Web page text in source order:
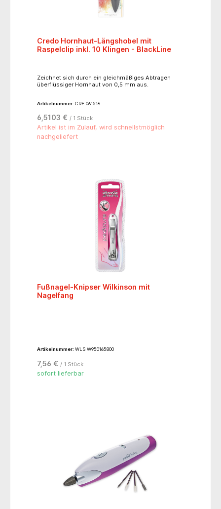
Credo Hornhaut-Längshobel mit
Raspelclip inkl. 10 Klingen - BlackLine
Zeichnet sich durch ein gleichmäßiges Abtragen
überflüssiger Hornhaut von 0,5 mm aus.
Artikelnummer: CRE 061516
6,5103 € / 1 Stück
Artikel ist im Zulauf, wird schnellstmöglich
nachgeliefert
Fußnagel-Knipser Wilkinson mit
Nagelfang
Artikelnummer: WLS W950165800
7,56 € / 1 Stück
sofort lieferbar